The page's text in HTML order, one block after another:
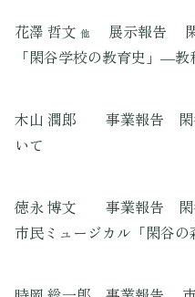
花澤 哲文 他
展示報告 閑
「閑谷学校の教育史」―
木山 潤郎 事業報告 閑
いて
徳永 博文 事業報告 閑
市民ミュージカル「閑谷